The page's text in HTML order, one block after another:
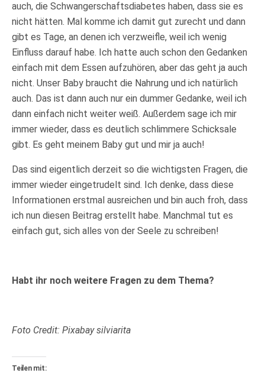
auch, die Schwangerschaftsdiabetes haben, dass sie es
nicht hätten. Mal komme ich damit gut zurecht und dann
gibt es Tage, an denen ich verzweifle, weil ich wenig
Einfluss darauf habe. Ich hatte auch schon den Gedanken
einfach mit dem Essen aufzuhören, aber das geht ja auch
nicht. Unser Baby braucht die Nahrung und ich natürlich
auch. Das ist dann auch nur ein dummer Gedanke, weil ich
dann einfach nicht weiter weiß. Außerdem sage ich mir
immer wieder, dass es deutlich schlimmere Schicksale
gibt. Es geht meinem Baby gut und mir ja auch!
Das sind eigentlich derzeit so die wichtigsten Fragen, die
immer wieder eingetrudelt sind. Ich denke, dass diese
Informationen erstmal ausreichen und bin auch froh, dass
ich nun diesen Beitrag erstellt habe. Manchmal tut es
einfach gut, sich alles von der Seele zu schreiben!
Habt ihr noch weitere Fragen zu dem Thema?
Foto Credit: Pixabay silviarita
Teilen mit: